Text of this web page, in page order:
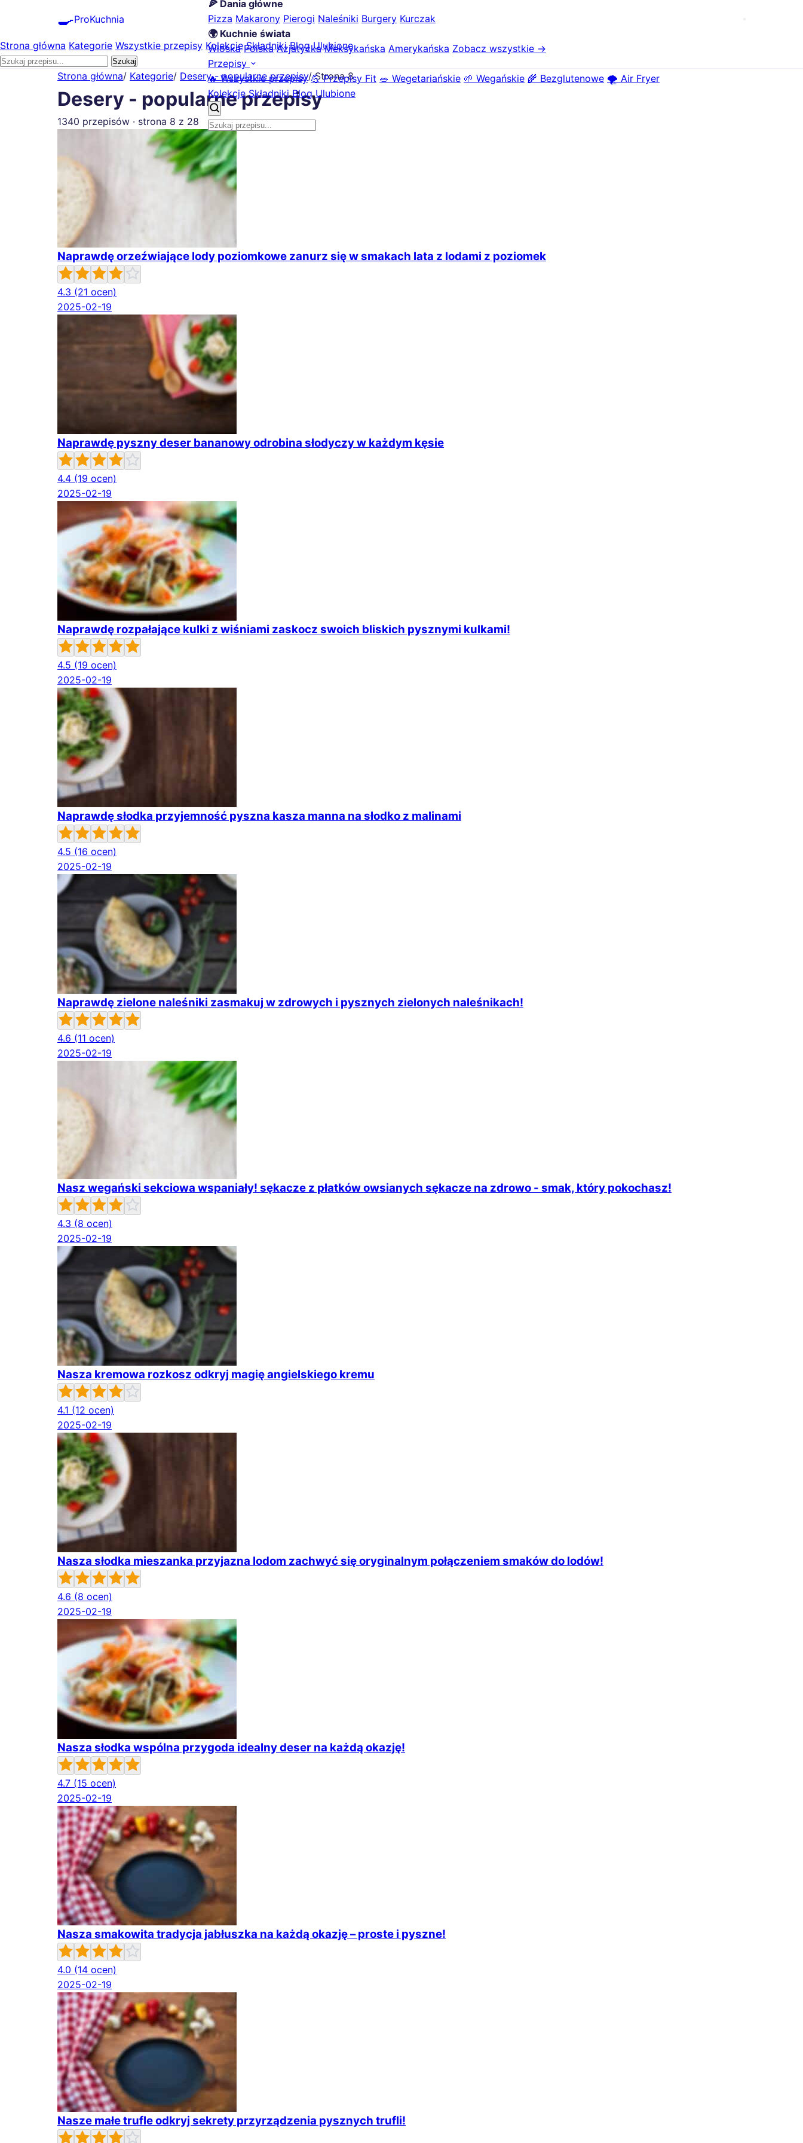
🍳ProKuchnia
🍕 Dania główne
Pizza Makarony Pierogi Naleśniki Burgery Kurczak
🌍 Kuchnie świata
Włoska Polska Azjatycka Meksykańska Amerykańska Zobacz wszystkie →
Przepisy
🔥 Wszystkie przepisy 💪 Przepisy Fit 🥗 Wegetariańskie 🌱 Wegańskie 🌾 Bezglutenowe 🌪️ Air Fryer
Kolekcje Składniki Blog Ulubione
Strona główna Kategorie Wszystkie przepisy Kolekcje Składniki Blog Ulubione
Szukaj
Strona główna/ Kategorie/ Desery - popularne przepisy/ Strona 8
Desery - popularne przepisy
1340 przepisów · strona 8 z 28
Naprawdę orzeźwiające lody poziomkowe zanurz się w smakach lata z lodami z poziomek
4.3 (21 ocen)
2025-02-19
Naprawdę pyszny deser bananowy odrobina słodyczy w każdym kęsie
4.4 (19 ocen)
2025-02-19
Naprawdę rozpałające kulki z wiśniami zaskocz swoich bliskich pysznymi kulkami!
4.5 (19 ocen)
2025-02-19
Naprawdę słodka przyjemność pyszna kasza manna na słodko z malinami
4.5 (16 ocen)
2025-02-19
Naprawdę zielone naleśniki zasmakuj w zdrowych i pysznych zielonych naleśnikach!
4.6 (11 ocen)
2025-02-19
Nasz wegański sekciowa wspaniały! sękacze z płatków owsianych sękacze na zdrowo - smak, który pokochasz!
4.3 (8 ocen)
2025-02-19
Nasza kremowa rozkosz odkryj magię angielskiego kremu
4.1 (12 ocen)
2025-02-19
Nasza słodka mieszanka przyjazna lodom zachwyć się oryginalnym połączeniem smaków do lodów!
4.6 (8 ocen)
2025-02-19
Nasza słodka wspólna przygoda idealny deser na każdą okazję!
4.7 (15 ocen)
2025-02-19
Nasza smakowita tradycja jabłuszka na każdą okazję – proste i pyszne!
4.0 (14 ocen)
2025-02-19
Nasze małe trufle odkryj sekrety przyrządzenia pysznych trufli!